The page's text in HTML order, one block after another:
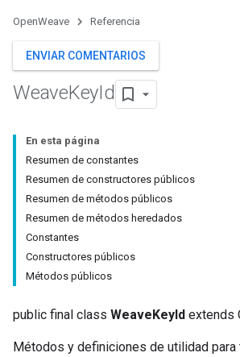
OpenWeave Referencia
ENVIAR COMENTARIOS
WeaveKeyId
En esta página
Resumen de constantes
Resumen de constructores públicos
Resumen de métodos públicos
Resumen de métodos heredados
Constantes
Constructores públicos
Métodos públicos
public final class WeaveKeyId extends
Métodos y definiciones de utilidad para